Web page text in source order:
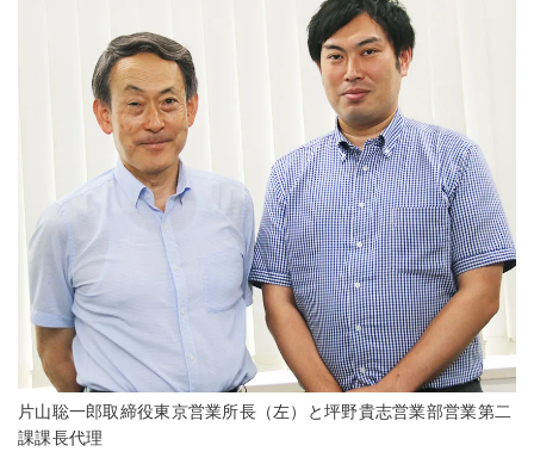
片山聡一郎取締役東京営業所長（左）と坪野貴志営業部営業第二
課課長代理